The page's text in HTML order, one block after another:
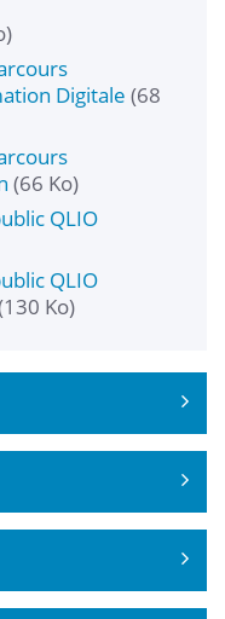
Digitale (68
(66 Ko)
QLIO
QLIO
Ko)